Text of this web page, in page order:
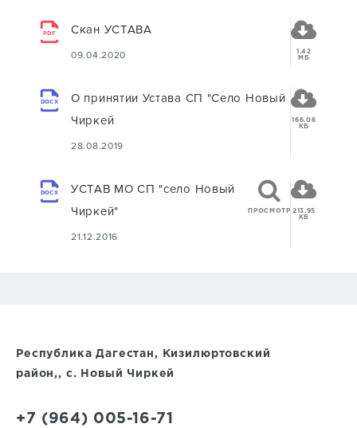
PDF Скан УСТАВА
09.04.2020
1.42
МБ
DOCX
О принятии Устава СП "Село Новый
Чиркей
28.08.2019
166.06
КБ
DOCX
УСТАВ МО СП "село Новый
Чиркей"
21.12.2016
ПРОСМОТР 213.95
КБ
Республика Дагестан, Кизилюртовский
район,, с. Новый Чиркей
+7 (964) 005-16-71